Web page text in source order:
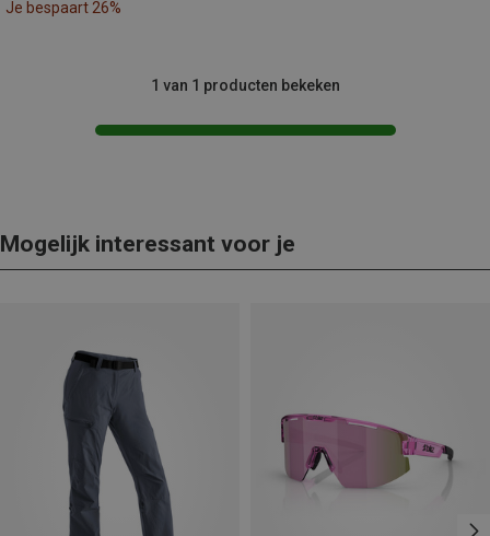
Je bespaart 26%
1 van 1 producten bekeken
Mogelijk interessant voor je